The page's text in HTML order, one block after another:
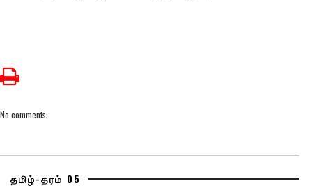
No comments:
தமிழ்-தரம் 05